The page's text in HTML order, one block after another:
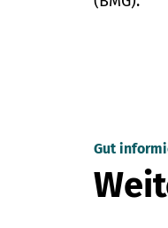
Gut